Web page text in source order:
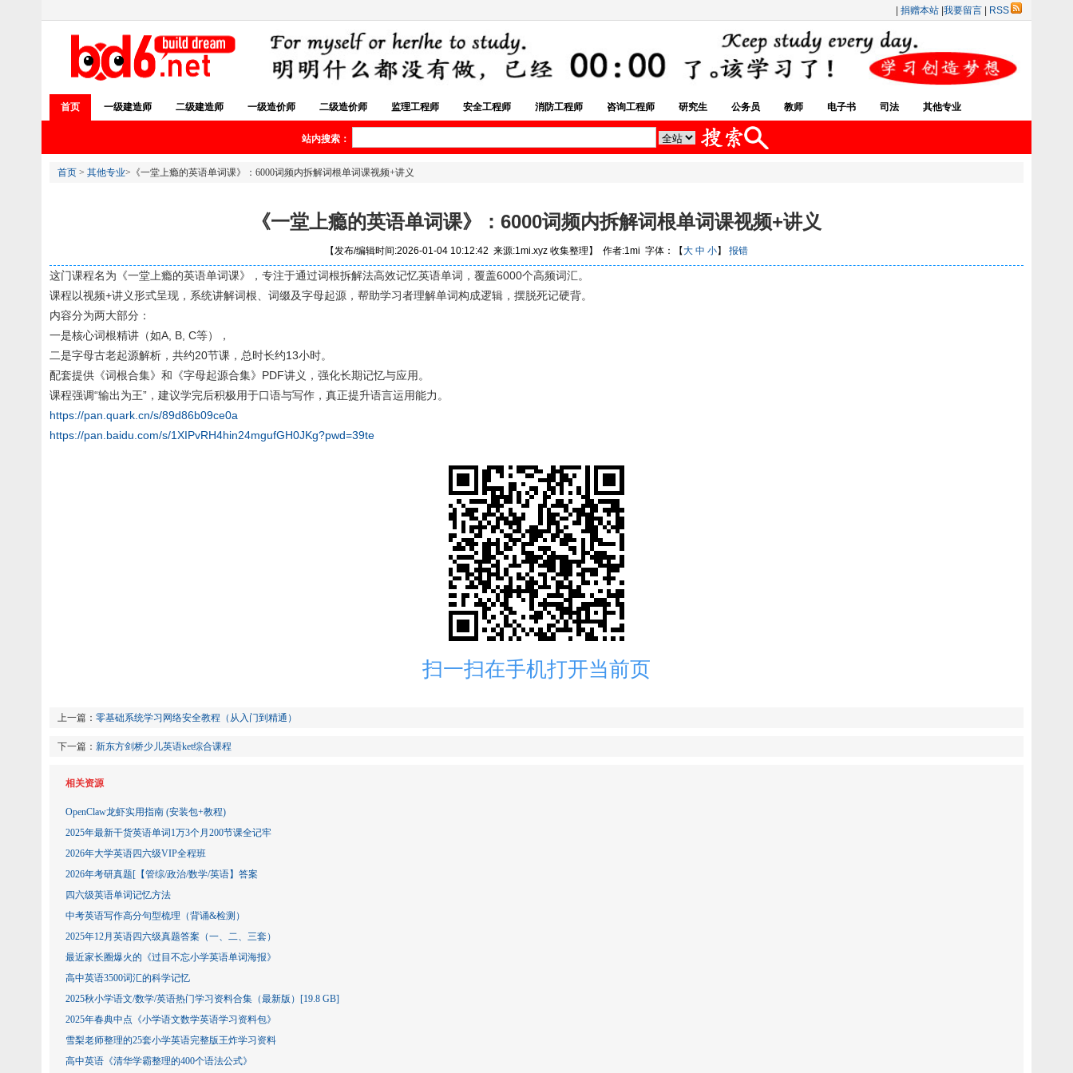
捐赠本站 我要留言 RSS
首页 一级建造师 二级建造师 一级造价师 二级造价师 监理工程师 安全工程师 消防工程师 咨询工程师 研究生 公务员 教师 电子书 司法 其他专业
站内搜索：
首页 > 其他专业>《一堂上瘾的英语单词课》：6000词频内拆解词根单词课视频+讲义
《一堂上瘾的英语单词课》：6000词频内拆解词根单词课视频+讲义
【发布/编辑时间:2026-01-04 10:12:42 来源:1mi.xyz 收集整理】 作者:1mi 字体：【大 中 小】 报错
这门课程名为《一堂上瘾的英语单词课》，专注于通过词根拆解法高效记忆英语单词，覆盖6000个高频词汇。
课程以视频+讲义形式呈现，系统讲解词根、词缀及字母起源，帮助学习者理解单词构成逻辑，摆脱死记硬背。
内容分为两大部分：
一是核心词根精讲（如A, B, C等），
二是字母古老起源解析，共约20节课，总时长约13小时。
配套提供《词根合集》和《字母起源合集》PDF讲义，强化长期记忆与应用。
课程强调“输出为王”，建议学完后积极用于口语与写作，真正提升语言运用能力。
https://pan.quark.cn/s/89d86b09ce0a
https://pan.baidu.com/s/1XIPvRH4hin24mgufGH0JKg?pwd=39te
扫一扫在手机打开当前页
上一篇： 零基础系统学习网络安全教程（从入门到精通）
下一篇： 新东方剑桥少儿英语ket综合课程
相关资源
OpenClaw龙虾实用指南 (安装包+教程)
2025年最新干货英语单词1万3个月200节课全记牢
2026年大学英语四六级VIP全程班
2026年考研真题[【管综/政治/数学​​​​​​​/英语】答案
四六级英语单词记忆方法
中考英语写作高分句型梳理（背诵&检测）
2025年12月英语四六级真题答案（一、二、三套）
最近家长圈爆火的《过目不忘小学英语单词海报》
高中英语3500词汇的科学记忆
2025秋小学语文/数学/英语热门学习资料合集（最新版）[19.8 GB]
2025年春典中点《小学语文数学英语学习资料包》
雪梨老师整理的25套小学英语完整版王炸学习资料
高中英语《清华学霸整理的400个语法公式》